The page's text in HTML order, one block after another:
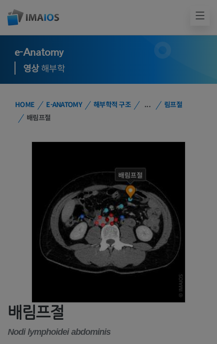
e-Anatomy
영상해부학
HOME E-ANATOMY 해부학적 구조 ...
림프절
배림프절
배림프절
Nodi lymphoidei abdominis